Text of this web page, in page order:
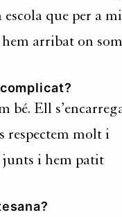
que per a
arribat on som
bé. Ell
respectem molt i
junts i hem patit